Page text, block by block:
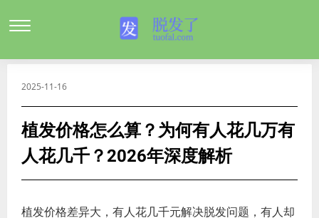
2025-11-16
植发价格怎么算？为何有人花几万有
人花几千？2026年深度解析
植发价格差异大，有人花几千元解决脱发问题，有人却